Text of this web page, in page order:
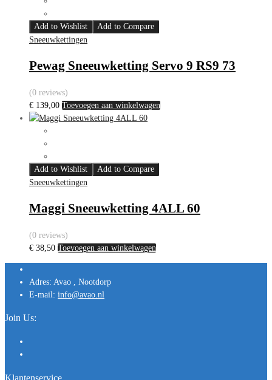
Add to Wishlist
Add to Compare
Sneeuwkettingen
Pewag Sneeuwketting Servo 9 RS9 73
(0 reviews)
€ 139,00 Toevoegen aan winkelwagen
Add to Wishlist
Add to Compare
Sneeuwkettingen
Maggi Sneeuwketting 4ALL 60
(0 reviews)
€ 38,50 Toevoegen aan winkelwagen
Adres: Avao , Nootdorp
E-mail: info@avao.nl
Join Us: